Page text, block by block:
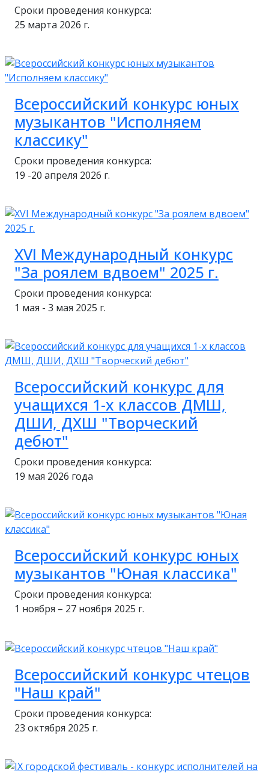
Сроки проведения конкурса:
25 марта 2026 г.
Всероссийский конкурс юных
музыкантов "Исполняем
классику"
Сроки проведения конкурса:
19 -20 апреля 2026 г.
XVI Международный конкурс
"За роялем вдвоем" 2025 г.
Сроки проведения конкурса:
1 мая - 3 мая 2025 г.
Всероссийский конкурс для
учащихся 1-х классов ДМШ,
ДШИ, ДХШ "Творческий
дебют"
Сроки проведения конкурса:
19 мая 2026 года
Всероссийский конкурс юных
музыкантов "Юная классика"
Сроки проведения конкурса:
1 ноября – 27 ноября 2025 г.
Всероссийский конкурс чтецов
"Наш край"
Сроки проведения конкурса:
23 октября 2025 г.